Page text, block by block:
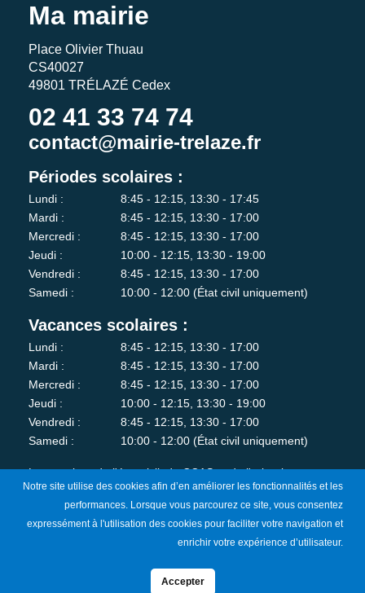
Ma mairie
Place Olivier Thuau
CS40027
49801 TRÉLAZÉ Cedex
02 41 33 74 74
contact@mairie-trelaze.fr
Périodes scolaires :
Lundi :
8:45 - 12:15, 13:30 - 17:45
Mardi :
8:45 - 12:15, 13:30 - 17:00
Mercredi :
8:45 - 12:15, 13:30 - 17:00
Jeudi :
10:00 - 12:15, 13:30 - 19:00
Vendredi :
8:45 - 12:15, 13:30 - 17:00
Samedi :
10:00 - 12:00 (État civil uniquement)
Vacances scolaires :
Lundi :
8:45 - 12:15, 13:30 - 17:00
Mardi :
8:45 - 12:15, 13:30 - 17:00
Mercredi :
8:45 - 12:15, 13:30 - 17:00
Jeudi :
10:00 - 12:15, 13:30 - 19:00
Vendredi :
8:45 - 12:15, 13:30 - 17:00
Samedi :
10:00 - 12:00 (État civil uniquement)
Les services de l'état-civil, du CCAS et de l'urbanisme sont
fermés au public le lundi matin.
Je m'abonne à la newsletter
Notre site utilise des cookies afin d’en améliorer les fonctionnalités et les
performances. Lorsque vous parcourez ce site, vous consentez
expressément à l'utilisation des cookies pour faciliter votre navigation et
enrichir votre expérience d’utilisateur.
Accepter